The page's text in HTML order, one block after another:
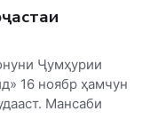
Ҷумҳурии
16 ноябр ҳамчун
Мансаби